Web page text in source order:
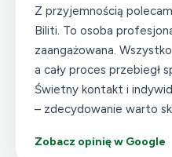
Z przyjemnością
Biliti. To osoba
zaangażowana.
a cały proces przebiegł
Świetny kontakt i
– zdecydowanie warto
Zobacz opinię w Google